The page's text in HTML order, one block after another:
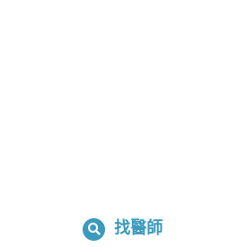
找醫師